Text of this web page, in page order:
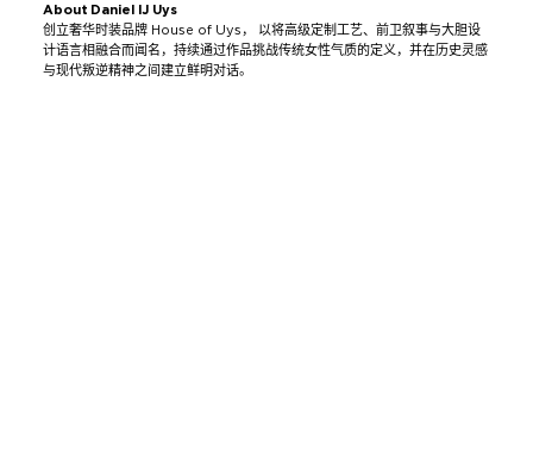
About Daniel IJ Uys
创立奢华时装品牌 House of Uys， 以将高级定制工艺、前卫叙事与大胆设
计语言相融合而闻名，持续通过作品挑战传统女性气质的定义，并在历史灵感
与现代叛逆精神之间建立鲜明对话。